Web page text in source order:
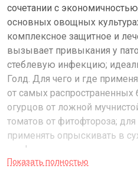
сочетании с
основных овощных
комплексное защитное и
вызывает привыкания у
стеблевую инфекцию;
Голд. Для чего и где
от самых распространенных
огурцов от ложной
томатов от фитофтороза;
применять опрыскивать в
профилактически, до
картофель - до смыкания
Показать полностью